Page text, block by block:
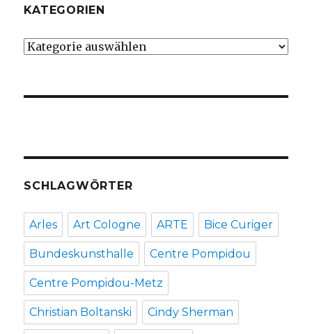
KATEGORIEN
Kategorien
SCHLAGWÖRTER
Arles Art Cologne ARTE Bice Curiger
Bundeskunsthalle Centre Pompidou
Centre Pompidou-Metz
Christian Boltanski Cindy Sherman